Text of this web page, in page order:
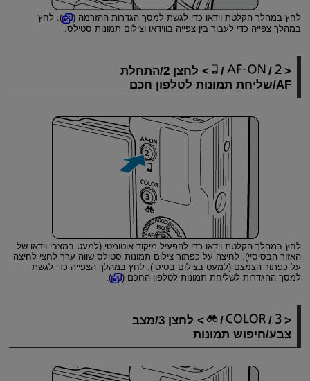
לחץ במהלך הקלטת וידאו כדי לגשת למסך הגדרות ההזרמה (
). לחץ
במהלך צפייה כדי לעבור בין צפייה בווידאו וצילום תמונות סטילס.
/
/
לחצן 2/התחלת
AF/שליחת תמונות לטלפון חכם
לחץ במהלך הקלטת וידאו כדי להפעיל מיקוד אוטומטי (למעט במצבי וידאו של
האזור הבסיסיי). לחיצה על כפתור צילום תמונות סטילס שווה ערך לחצי לחיצה
על כפתור הצמצם (למעט בצילום בסיסי). לחץ במהלך הצפייה כדי לגשת
למסך ההגדרות לשליחת תמונות לטלפון החכם (
).
/
/
לחצן 3/מצב
צבע/חיפוש תמונות